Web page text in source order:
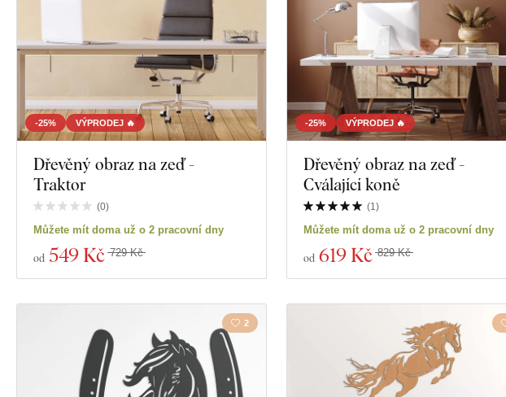
-25% VÝPRODEJ 🔥
Dřevěný obraz na zeď -
Traktor
(0)
Můžete mít doma už o 2 pracovní dny
od 549 Kč 729 Kč
-25% VÝPRODEJ 🔥
Dřevěný obraz na zeď -
Cválající koně
(1)
Můžete mít doma už o 2 pracovní dny
od 619 Kč 829 Kč
2